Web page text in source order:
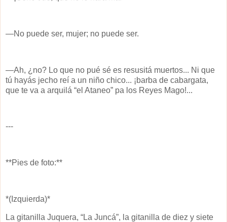
—No puede ser, mujer; no puede ser.
—Ah, ¿no? Lo que no pué sé es resusitá muertos... Ni que
tú hayás jecho reí a un niño chico... ¡barba de cabargata,
que te va a arquilá “el Ataneo” pa los Reyes Mago!...
---
**Pies de foto:**
*(Izquierda)*
La gitanilla Juquera, “La Juncá”, la gitanilla de diez y siete